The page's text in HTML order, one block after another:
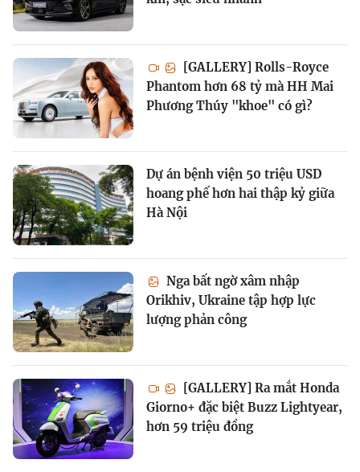
[GALLERY] Rolls-Royce
Phantom hơn 68 tỷ mà HH Mai
Phương Thúy "khoe" có gì?
Dự án bệnh viện 50 triệu USD
hoang phế hơn hai thập kỷ giữa
Hà Nội
Nga bất ngờ xâm nhập
Orikhiv, Ukraine tập hợp lực
lượng phản công
[GALLERY] Ra mắt Honda
Giorno+ đặc biệt Buzz Lightyear,
hơn 59 triệu đồng